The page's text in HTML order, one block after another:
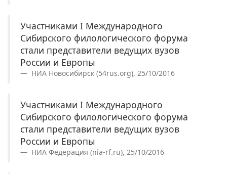
Участниками I Международного
Сибирского филологического форума
стали представители ведущих вузов
России и Европы
НИА Новосибирск (54rus.org), 25/10/2016
Участниками I Международного
Сибирского филологического форума
стали представители ведущих вузов
России и Европы
НИА Федерация (nia-rf.ru), 25/10/2016